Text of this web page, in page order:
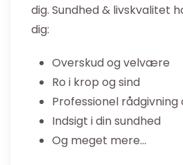
dig. Sundhed & livskvalitet
dig:
Overskud og velvære
Ro i krop og sind
Professionel rådgivning
Indsigt i din sundhed
Og meget mere…